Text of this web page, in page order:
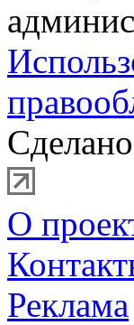
О
Реклама